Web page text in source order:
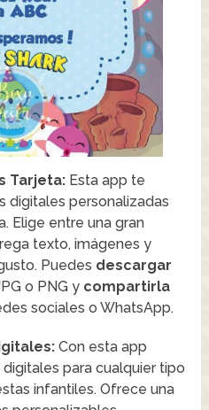
Tarjeta: Esta app te
digitales personalizadas
Elige entre una gran
texto, imágenes y
Puedes descargar
o PNG y compartirla
sociales o WhatsApp.
Con esta app
para cualquier tipo
infantiles. Ofrece una